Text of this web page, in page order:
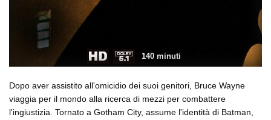
140 minuti
Dopo aver assistito all'omicidio dei suoi genitori, Bruce Wayne
viaggia per il mondo alla ricerca di mezzi per combattere
l'ingiustizia. Tornato a Gotham City, assume l'identità di Batman,